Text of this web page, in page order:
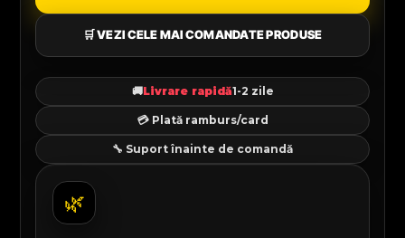
🛒 VEZI CELE MAI COMANDATE PRODUSE
🚚Livrare rapidă1-2 zile
💳 Plată ramburs/card
🔧 Suport înainte de comandă
🌿